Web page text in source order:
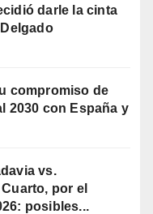
darle la cinta
compromiso de
2030 con España y
vs.
por el
posibles...